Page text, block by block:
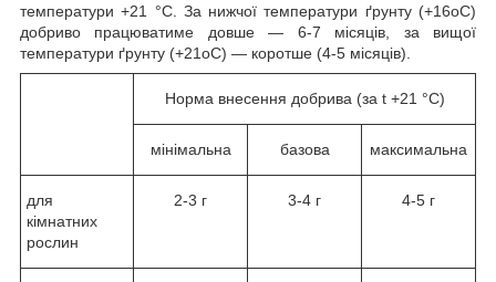
температури +21 °C. За нижчої температури ґрунту (+16oC)
добриво працюватиме довше — 6-7 місяців, за вищої
температури ґрунту (+21oC) — коротше (4-5 місяців).
Норма внесення добрива (за t +21 °C)
мінімальна базова максимальна
для
кімнатних
рослин
2-3 г 3-4 г 4-5 г